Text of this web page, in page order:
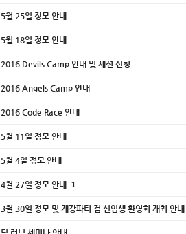
5월 25일 정모 안내
5월 18일 정모 안내
2016 Devils Camp 안내 및 세션 신청
2016 Angels Camp 안내
2016 Code Race 안내
5월 11일 정모 안내
5월 4일 정모 안내
4월 27일 정모 안내 1
3월 30일 정모 및 개강파티 겸 신입생 환영회 개최 안내